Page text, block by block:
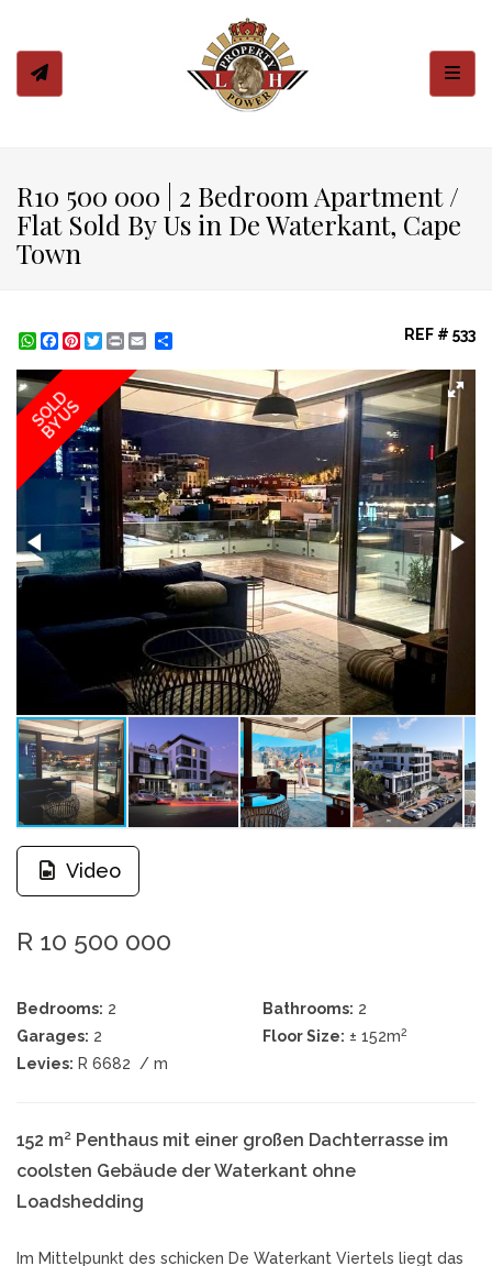
R10 500 000 | 2 Bedroom Apartment /
Flat Sold By Us in De Waterkant, Cape
Town
WhatsApp
Facebook
Pinterest
Twitter
Print REF # 533
SOLD
BY US
Video
R 10 500 000
Bedrooms: 2 Bathrooms: 2
Garages: 2 Floor Size: ± 152m2
Levies: R 6682 / m
152 m² Penthaus mit einer großen Dachterrasse im
coolsten Gebäude der Waterkant ohne
Loadshedding
Im Mittelpunkt des schicken De Waterkant Viertels liegt das